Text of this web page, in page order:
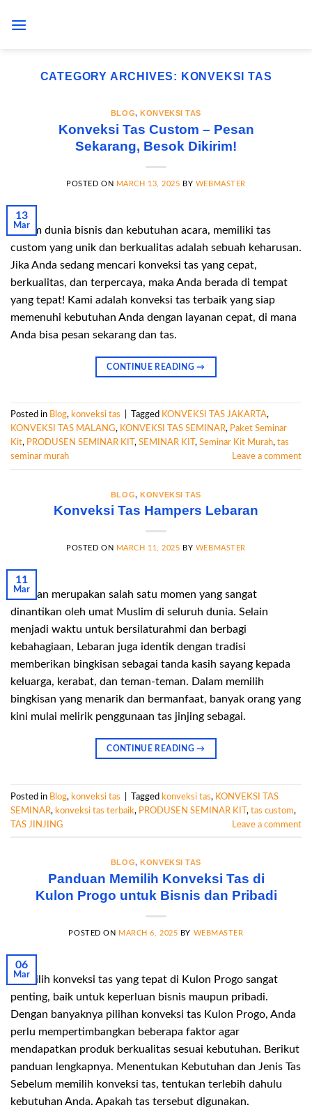
CATEGORY ARCHIVES: KONVEKSI TAS
BLOG,KONVEKSI TAS
Konveksi Tas Custom – Pesan
Sekarang, Besok Dikirim!
POSTED ON MARCH 13, 2025 BY WEBMASTER
13
Mar
Dalam dunia bisnis dan kebutuhan acara, memiliki tas
custom yang unik dan berkualitas adalah sebuah keharusan.
Jika Anda sedang mencari konveksi tas yang cepat,
berkualitas, dan terpercaya, maka Anda berada di tempat
yang tepat! Kami adalah konveksi tas terbaik yang siap
memenuhi kebutuhan Anda dengan layanan cepat, di mana
Anda bisa pesan sekarang dan tas.
CONTINUE READING→
Posted in Blog, konveksi tas Tagged KONVEKSI TAS JAKARTA,
KONVEKSI TAS MALANG, KONVEKSI TAS SEMINAR, Paket Seminar
Kit, PRODUSEN SEMINAR KIT , SEMINAR KIT , Seminar Kit Murah, tas
seminar murah
Leave a comment
BLOG,KONVEKSI TAS
Konveksi Tas Hampers Lebaran
POSTED ON MARCH 11, 2025 BY WEBMASTER
11
Mar
Lebaran merupakan salah satu momen yang sangat
dinantikan oleh umat Muslim di seluruh dunia. Selain
menjadi waktu untuk bersilaturahmi dan berbagi
kebahagiaan, Lebaran juga identik dengan tradisi
memberikan bingkisan sebagai tanda kasih sayang kepada
keluarga, kerabat, dan teman-teman. Dalam memilih
bingkisan yang menarik dan bermanfaat, banyak orang yang
kini mulai melirik penggunaan tas jinjing sebagai.
CONTINUE READING→
Posted in Blog, konveksi tas Tagged konveksi tas, KONVEKSI TAS
SEMINAR, konveksi tas terbaik, PRODUSEN SEMINAR KIT , tas custom,
TAS JINJING
Leave a comment
BLOG, KONVEKSI TAS
Panduan Memilih Konveksi Tas di
Kulon Progo untuk Bisnis dan Pribadi
POSTED ON MARCH 6, 2025 BY WEBMASTER
06
Mar
Memilih konveksi tas yang tepat di Kulon Progo sangat
penting, baik untuk keperluan bisnis maupun pribadi.
Dengan banyaknya pilihan konveksi tas Kulon Progo, Anda
perlu mempertimbangkan beberapa faktor agar
mendapatkan produk berkualitas sesuai kebutuhan. Berikut
panduan lengkapnya. Menentukan Kebutuhan dan Jenis Tas
Sebelum memilih konveksi tas, tentukan terlebih dahulu
kebutuhan Anda. Apakah tas tersebut digunakan.